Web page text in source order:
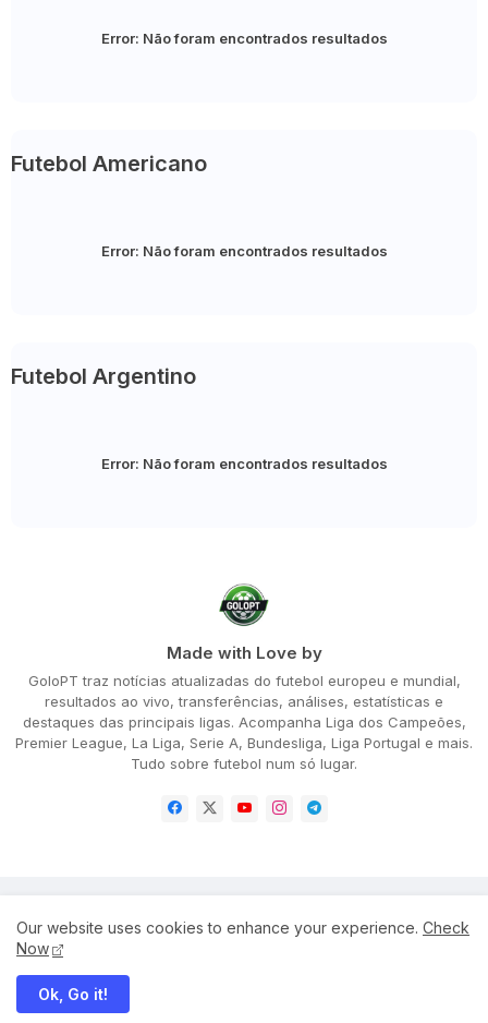
Error: Não foram encontrados resultados
Futebol Americano
Error: Não foram encontrados resultados
Futebol Argentino
Error: Não foram encontrados resultados
Made with Love by
GoloPT traz notícias atualizadas do futebol europeu e mundial,
resultados ao vivo, transferências, análises, estatísticas e
destaques das principais ligas. Acompanha Liga dos Campeões,
Premier League, La Liga, Serie A, Bundesliga, Liga Portugal e mais.
Tudo sobre futebol num só lugar.
Terms and Conditions
Our website uses cookies to enhance your experience. Check
Now
Ok, Go it!